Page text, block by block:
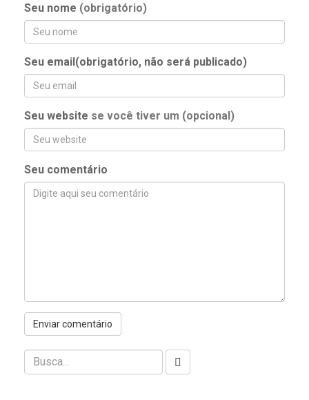
Seu nome (obrigatório)
Seu email(obrigatório, não será publicado)
Seu website se você tiver um (opcional)
Seu comentário